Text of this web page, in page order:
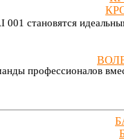
становятся
профессионалов